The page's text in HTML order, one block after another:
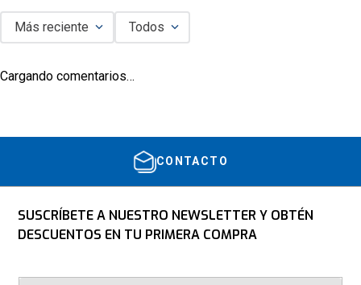
Más reciente Todos
Cargando comentarios…
CONTACTO
SUSCRÍBETE A NUESTRO NEWSLETTER Y OBTÉN
DESCUENTOS EN TU PRIMERA COMPRA